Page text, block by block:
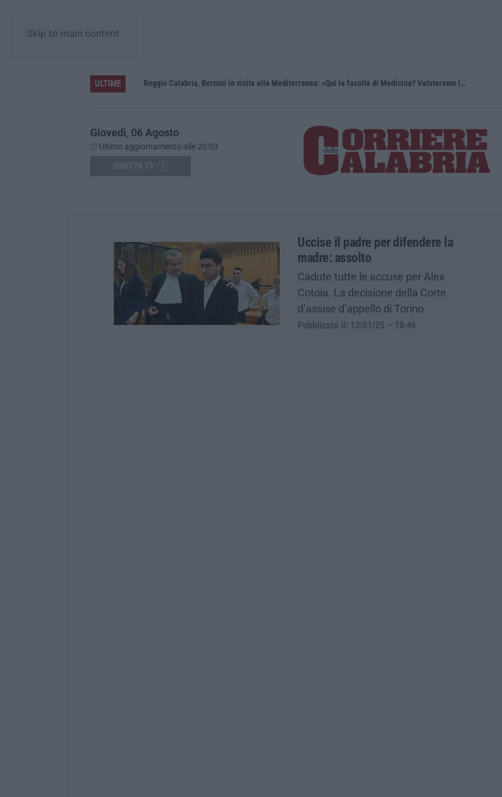
Skip to main content
ULTIME Reggio Calabria, Bernini in visita alla Mediterranea: «Qui la facoltà di Medicina? Valuteremo la domanda»
Giovedì, 06 Agosto
Ultimo aggiornamento alle 20:03
Uccise il padre per difendere la
madre: assolto
Cadute tutte le accuse per Alex
Cotoia. La decisione della Corte
d’assise d’appello di Torino
Pubblicato il: 13/01/25 – 18:46